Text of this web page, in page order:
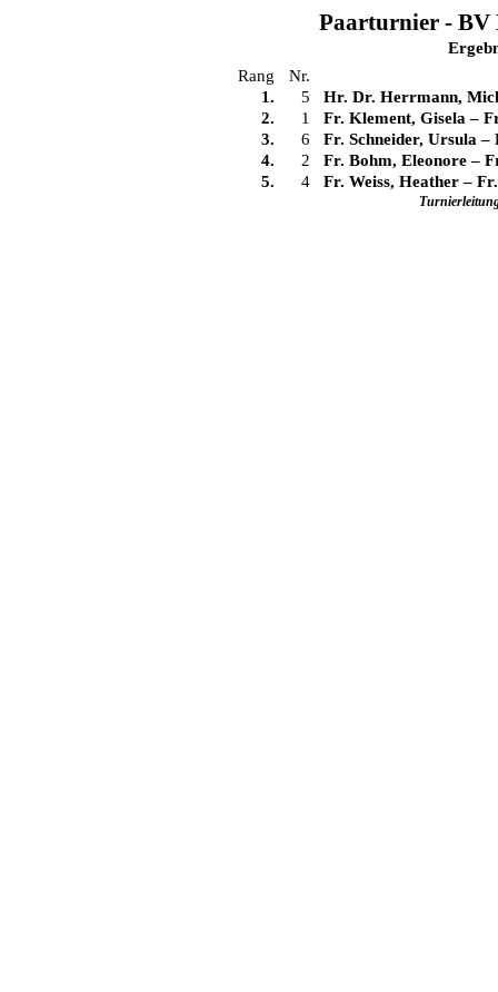
Paarturnier - BV
Rang
Nr.
1.
5
Hr. Dr. Herrmann,
2.
1 Fr. Klement, Gisela –
3.
6 Fr. Schneider, Ursula –
4.
2 Fr. Bohm, Eleonore–
5.
4 Fr. Weiss, Heather–